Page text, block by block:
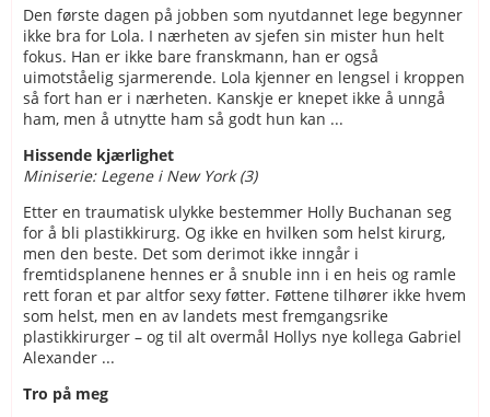
Den første dagen på jobben som nyutdannet lege begynner
ikke bra for Lola. I nærheten av sjefen sin mister hun helt
fokus. Han er ikke bare franskmann, han er også
uimotståelig sjarmerende. Lola kjenner en lengsel i kroppen
så fort han er i nærheten. Kanskje er knepet ikke å unngå
ham, men å utnytte ham så godt hun kan ...
Hissende kjærlighet
Miniserie: Legene i New York (3)
Etter en traumatisk ulykke bestemmer Holly Buchanan seg
for å bli plastikkirurg. Og ikke en hvilken som helst kirurg,
men den beste. Det som derimot ikke inngår i
fremtidsplanene hennes er å snuble inn i en heis og ramle
rett foran et par altfor sexy føtter. Føttene tilhører ikke hvem
som helst, men en av landets mest fremgangsrike
plastikkirurger – og til alt overmål Hollys nye kollega Gabriel
Alexander ...
Tro på meg